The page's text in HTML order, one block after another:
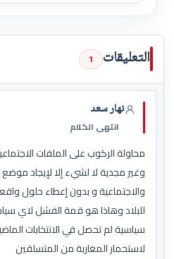
التعليقات 1
نهار سعد
انتهى الكلام
محاولة الركوب على الملفات
وغير مجدية لا لشيء إلا لإيجاد
والاجتماعية و بدون إعطاء حلول
للبلاد وهاذا هو قمة الفشل لاي
سياسية لم تحصل في الانتخابات
لاستحمار المغاربة من المتسلقين